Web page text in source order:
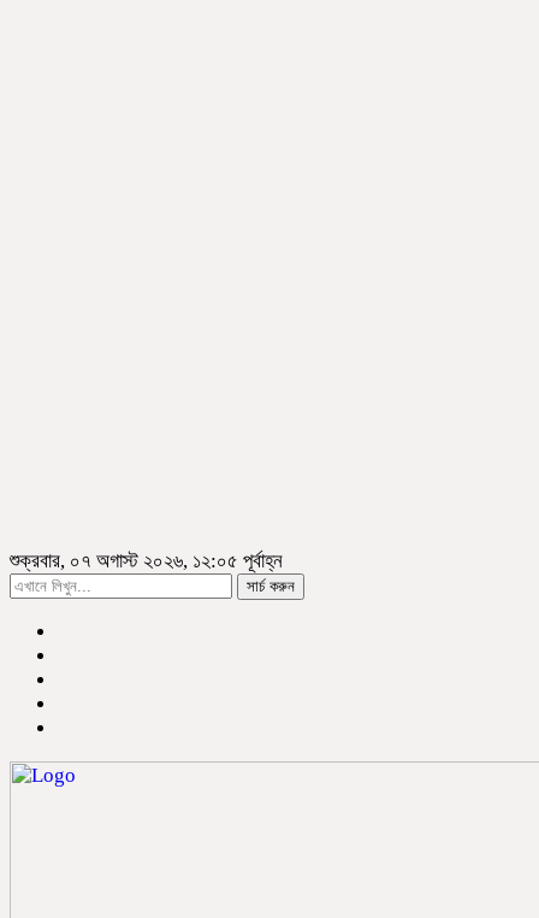
শুক্রবার, ০৭ অগাস্ট ২০২৬, ১২:০৫ পূর্বাহ্ন
সার্চ করুন